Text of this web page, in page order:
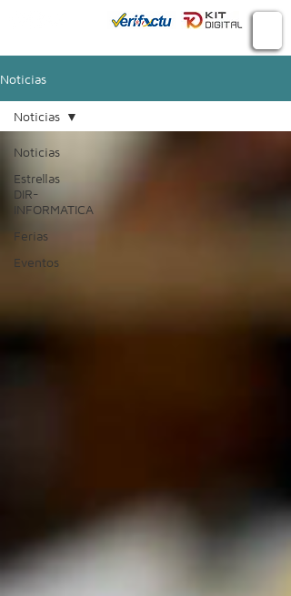
Noticias
Noticias
Estrellas
DIR-
INFORMATICA
Ferias
Eventos
Noticias